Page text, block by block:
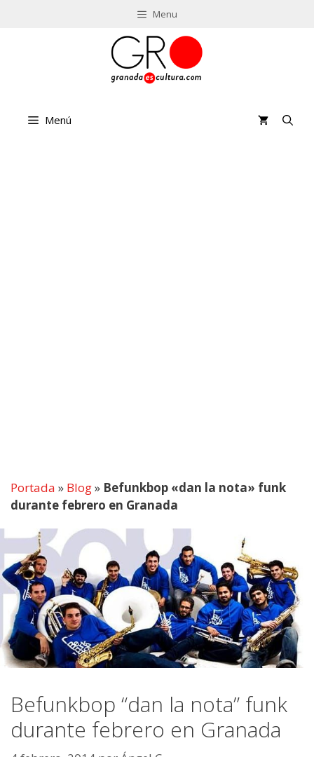
Menu
Menú
Portada » Blog» Befunkbop «dan la nota» funk
durante febrero en Granada
Befunkbop “dan la nota” funk
durante febrero en Granada